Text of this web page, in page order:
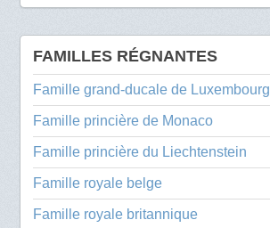
FAMILLES RÉGNANTES
Famille grand-ducale de Luxembourg
Famille princière de Monaco
Famille princière du Liechtenstein
Famille royale belge
Famille royale britannique